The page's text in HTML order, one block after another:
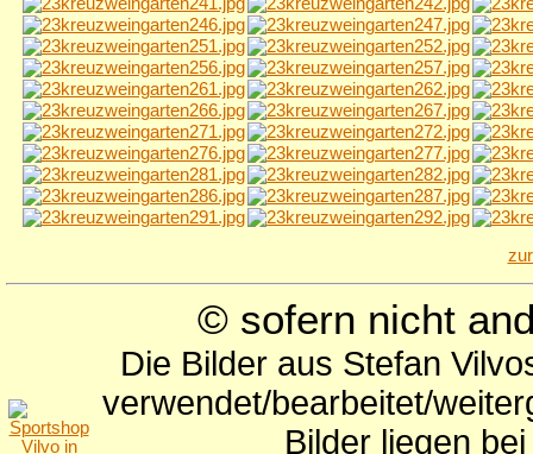
© sofern nicht
Die Bilder aus Stefan
verwendet/bearbeitet/
Bilder liegen